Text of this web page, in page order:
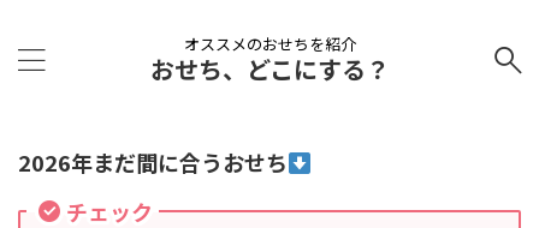
オススメのおせちを紹介
おせち、どこにする？
2026年まだ間に合うおせち
チェック